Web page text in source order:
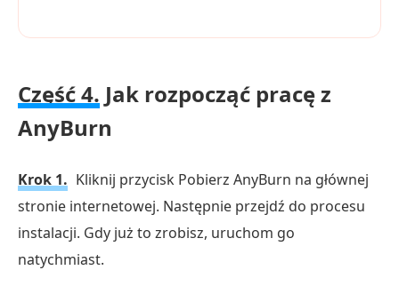
Część 4. Jak rozpocząć pracę z
AnyBurn
Krok 1. Kliknij przycisk Pobierz AnyBurn na głównej
stronie internetowej. Następnie przejdź do procesu
instalacji. Gdy już to zrobisz, uruchom go
natychmiast.